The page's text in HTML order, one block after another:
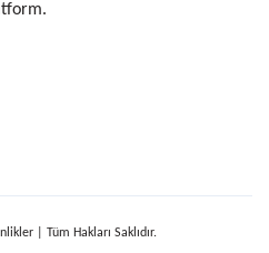
| Tüm Hakları Saklıdır.